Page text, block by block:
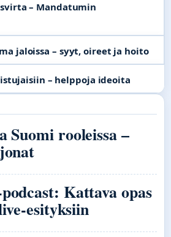
– Mandatumin
jaloissa – syyt, oireet ja hoito
– helppoja ideoita
Suomi rooleissa –
Kattava opas
esityksiin